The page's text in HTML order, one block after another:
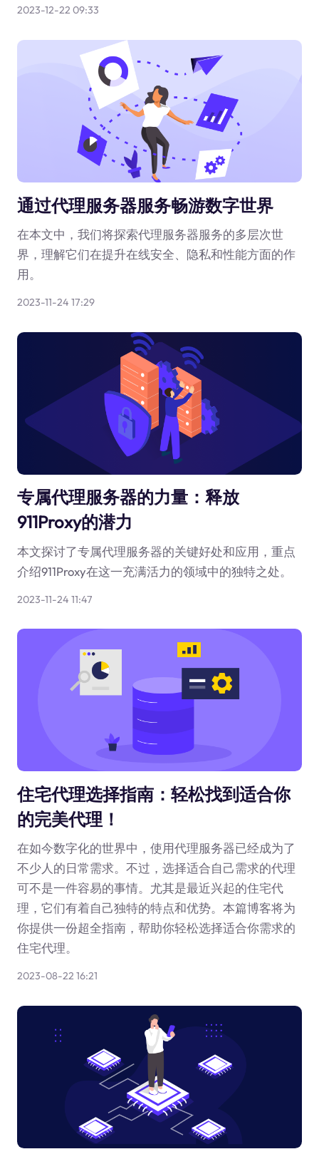
2023-12-22 09:33
通过代理服务器服务畅游数字世界
在本文中，我们将探索代理服务器服务的多层次世
界，理解它们在提升在线安全、隐私和性能方面的作
用。
2023-11-24 17:29
专属代理服务器的力量：释放
911Proxy的潜力
本文探讨了专属代理服务器的关键好处和应用，重点
介绍911Proxy在这一充满活力的领域中的独特之处。
2023-11-24 11:47
住宅代理选择指南：轻松找到适合你
的完美代理！
在如今数字化的世界中，使用代理服务器已经成为了
不少人的日常需求。不过，选择适合自己需求的代理
可不是一件容易的事情。尤其是最近兴起的住宅代
理，它们有着自己独特的特点和优势。本篇博客将为
你提供一份超全指南，帮助你轻松选择适合你需求的
住宅代理。
2023-08-22 16:21